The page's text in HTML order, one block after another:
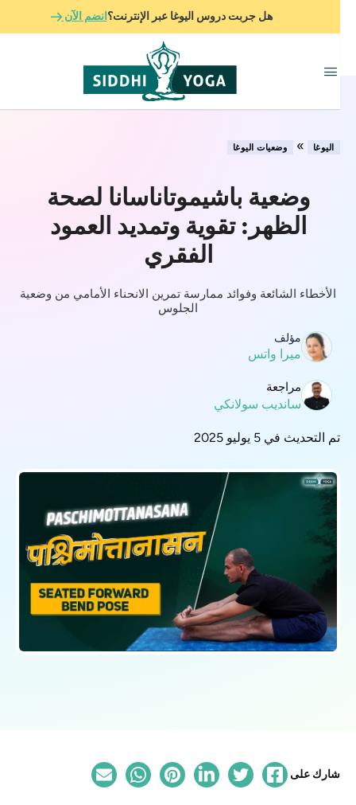
هل جربت دروس اليوغا عبر الإنترنت؟انضم الآن
اليوغا » وضعيات اليوغا
وضعية باشيموتاناسانا لصحة
الظهر: تقوية وتمديد العمود
الفقري
الأخطاء الشائعة وفوائد ممارسة تمرين الانحناء الأمامي من وضعية
الجلوس
مؤلف
ميرا واتس
مراجعة
سانديب سولانكي
تم التحديث في 5 يوليو 2025
شارك على